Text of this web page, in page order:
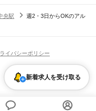
市我孫子市鴨川市鎌ケ谷市
印西市白井市富里市南房総市
郡 香取郡山武郡 長生郡夷隅郡
津田沼駅
幕張駅
横芝駅飯倉駅 干潟駅
バー（BAR）・バーテンダー
マネージャー）
トセールス
髪色自由
学生・外国人活躍中
央駅
週2・3日からOKのアル
新着求人を受け取る
イバシーポリシー